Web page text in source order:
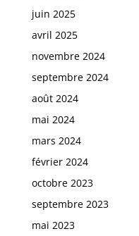
juin 2025
avril 2025
novembre 2024
septembre 2024
août 2024
mai 2024
mars 2024
février 2024
octobre 2023
septembre 2023
mai 2023